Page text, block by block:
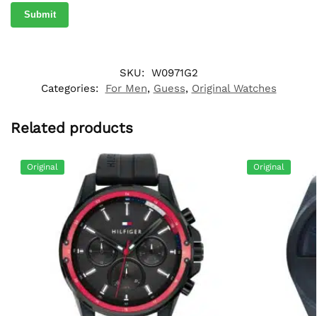
SKU: W0971G2
Categories:
For Men, Guess, Original Watches
Related products
Original Original